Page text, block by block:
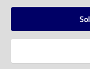
Vai alla pagina